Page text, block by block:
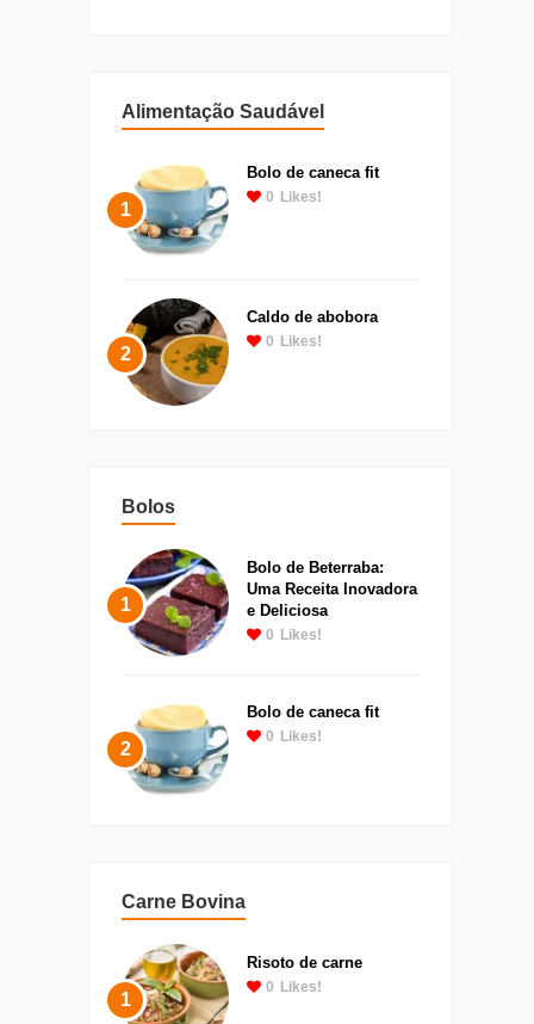
Alimentação Saudável
1
Bolo de caneca fit
0 Likes!
2
Caldo de abobora
0 Likes!
Bolos
1
Bolo de Beterraba:
Uma Receita Inovadora
e Deliciosa
0 Likes!
2
Bolo de caneca fit
0 Likes!
Carne Bovina
1
Risoto de carne
0 Likes!